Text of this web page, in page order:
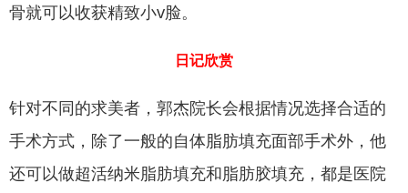
骨就可以收获精致小v脸。
日记欣赏
针对不同的求美者，郭杰院长会根据情况选择合适的
手术方式，除了一般的自体脂肪填充面部手术外，他
还可以做超活纳米脂肪填充和脂肪胶填充，都是医院